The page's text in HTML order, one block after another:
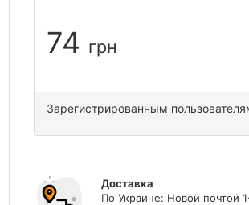
74 грн
Зарегистрированным
Доставка
По Украине: Новой почтой